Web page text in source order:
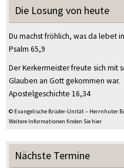
Die Losung von heute
Du machst fröhlich, was da lebet
Psalm 65,9
Der Kerkermeister freute sich mit
Glauben an Gott gekommen war.
Apostelgeschichte 16,34
© Evangelische Brüder-Unität – Herrnhuter
Weitere Informationen finden Sie hier
Nächste Termine